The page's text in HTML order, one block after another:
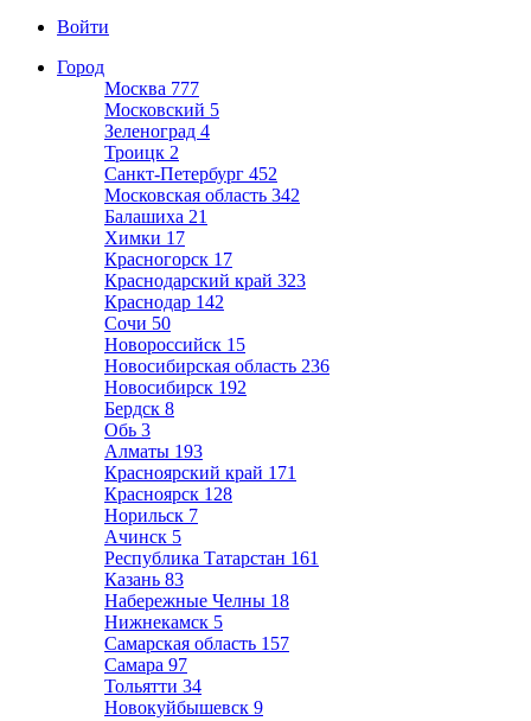
Войти
Город
Москва 777
Московский 5
Зеленоград 4
Троицк 2
Санкт-Петербург 452
Московская область 342
Балашиха 21
Химки 17
Красногорск 17
Краснодарский край 323
Краснодар 142
Сочи 50
Новороссийск 15
Новосибирская область 236
Новосибирск 192
Бердск 8
Обь 3
Алматы 193
Красноярский край 171
Красноярск 128
Норильск 7
Ачинск 5
Республика Татарстан 161
Казань 83
Набережные Челны 18
Нижнекамск 5
Самарская область 157
Самара 97
Тольятти 34
Новокуйбышевск 9